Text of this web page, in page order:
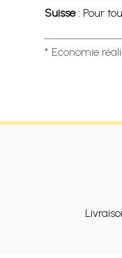
Suisse: Pour
* Economie